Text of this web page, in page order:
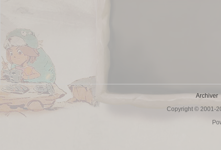
uz!
Archiver
Copyright © 2001-